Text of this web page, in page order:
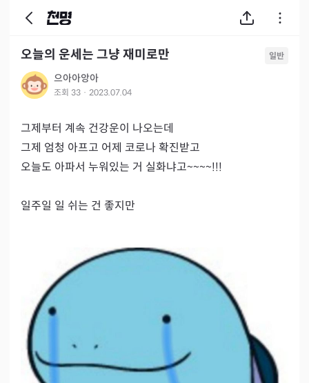
오늘의 운세는 그냥 재미로만 일반
으아아앙아
조회 33 · 2023.07.04
그제부터 계속 건강운이 나오는데
그제 엄청 아프고 어제 코로나 확진받고
오늘도 아파서 누워있는 거 실화냐고~~~~!!!
일주일 일 쉬는 건 좋지만